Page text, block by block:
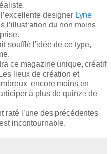
designer Lyne
l’illustration du non moins
soufflé l'idée de ce type,
ce magazine unique, créatif
lieux de création et
encore moins en
à plus de quinze de
raté l’une des précédentes
incontournable.